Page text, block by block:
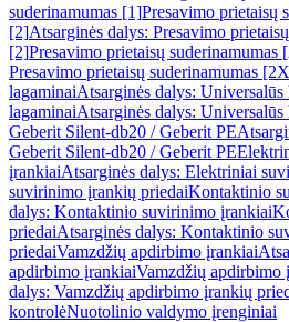
suderinamumas [1]Presavimo prietaisų
[2]Atsarginės dalys: Presavimo
[2]Presavimo prietaisų suderinamumas
Presavimo prietaisų suderinamumas
lagaminaiAtsarginės dalys: Universalūs
lagaminaiAtsarginės dalys: Universalūs
Geberit Silent-db20 / Geberit PE
Geberit Silent-db20 / Geberit PE
įrankiaiAtsarginės dalys: Elektriniai
suvirinimo įrankių priedaiKontaktinio
dalys: Kontaktinio suvirinimo įrankiai
priedaiAtsarginės dalys: Kontaktinio
priedaiVamzdžių apdirbimo įrankiai
apdirbimo įrankiaiVamzdžių apdirbimo
dalys: Vamzdžių apdirbimo įrankių
kontrolėNuotolinio valdymo įrenginiai